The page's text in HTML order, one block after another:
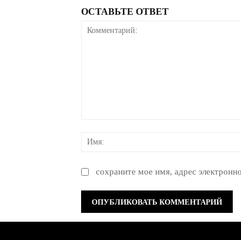
ОСТАВЬТЕ ОТВЕТ
сохраните мое имя, адрес